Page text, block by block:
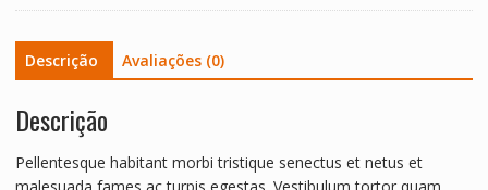
Descrição Avaliações (0)
Descrição
Pellentesque habitant morbi tristique senectus et netus et
malesuada fames ac turpis egestas. Vestibulum tortor quam,